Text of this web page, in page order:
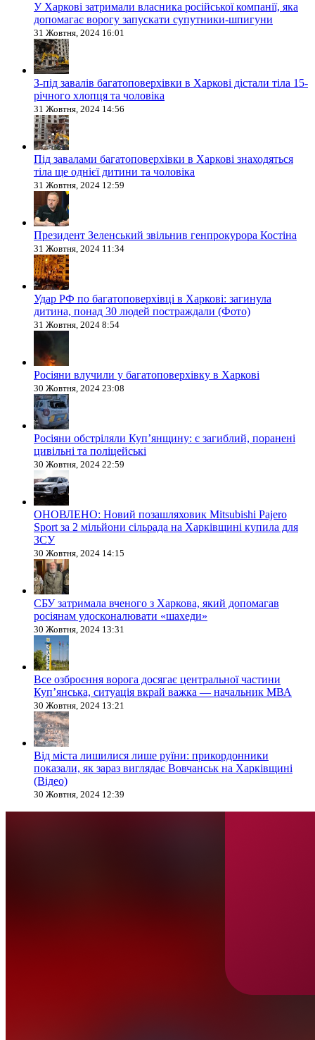
У Харкові затримали власника російської компанії, яка
допомагає ворогу запускати супутники-шпигуни
31 Жовтня, 2024 16:01
З-під завалів багатоповерхівки в Харкові дістали тіла 15-
річного хлопця та чоловіка
31 Жовтня, 2024 14:56
Під завалами багатоповерхівки в Харкові знаходяться
тіла ще однієї дитини та чоловіка
31 Жовтня, 2024 12:59
Президент Зеленський звільнив генпрокурора Костіна
31 Жовтня, 2024 11:34
Удар РФ по багатоповерхівці в Харкові: загинула
дитина, понад 30 людей постраждали (Фото)
31 Жовтня, 2024 8:54
Росіяни влучили у багатоповерхівку в Харкові
30 Жовтня, 2024 23:08
Росіяни обстріляли Купʼянщину: є загиблий, поранені
цивільні та поліцейські
30 Жовтня, 2024 22:59
ОНОВЛЕНО: Новий позашляховик Mitsubishi Pajero
Sport за 2 мільйони сільрада на Харківщині купила для
ЗСУ
30 Жовтня, 2024 14:15
СБУ затримала вченого з Харкова, який допомагав
росіянам удосконалювати «шахеди»
30 Жовтня, 2024 13:31
Все озброєння ворога досягає центральної частини
Куп’янська, ситуація вкрай важка — начальник МВА
30 Жовтня, 2024 13:21
Від міста лишилися лише руїни: прикордонники
показали, як зараз виглядає Вовчанськ на Харківщині
(Відео)
30 Жовтня, 2024 12:39